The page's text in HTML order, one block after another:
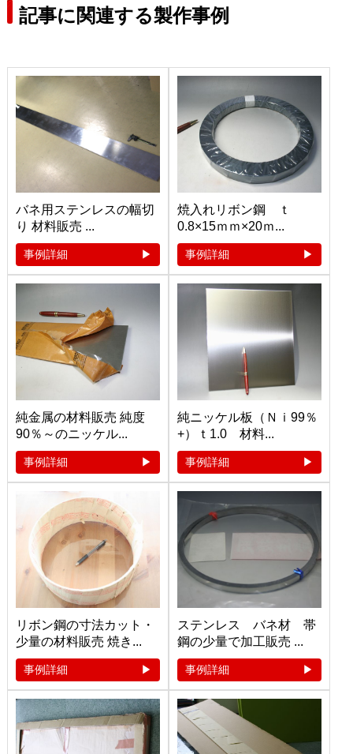
記事に関連する製作事例
バネ用ステンレスの幅切
り 材料販売 ...
事例詳細
焼入れリボン鋼 ｔ
0.8×15ｍｍ×20ｍ...
事例詳細
純金属の材料販売 純度
90％～のニッケル...
事例詳細
純ニッケル板（Ｎｉ99％
+）ｔ1.0 材料...
事例詳細
リボン鋼の寸法カット・
少量の材料販売 焼き...
事例詳細
ステンレス バネ材 帯
鋼の少量で加工販売 ...
事例詳細